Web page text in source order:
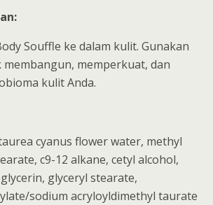
Souffle ke dalam kulit. Gunakan
memperkuat, dan
kulit Anda.
cyanus flower water, methyl
c9-12 alkane, cetyl alcohol,
glyceryl stearate,
sodium acryloyldimethyl taurate